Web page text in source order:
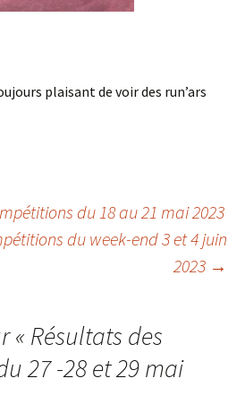
plaisant de voir des run’ars
du 18 au 21 mai 2023
du week-end 3 et 4 juin
2023 →
« Résultats des
27 -28 et 29 mai